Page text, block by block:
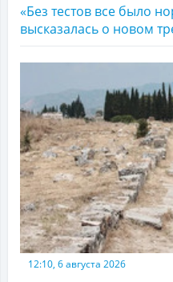
«Без тестов все было
высказалась о новом
12:10, 6 августа 2026